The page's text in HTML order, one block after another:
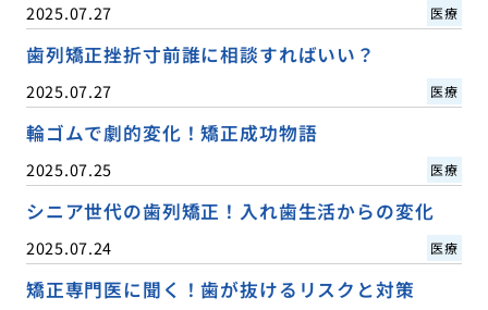
2025.07.27 医療
歯列矯正挫折寸前誰に相談すればいい？
2025.07.27 医療
輪ゴムで劇的変化！矯正成功物語
2025.07.25 医療
シニア世代の歯列矯正！入れ歯生活からの変化
2025.07.24 医療
矯正専門医に聞く！歯が抜けるリスクと対策